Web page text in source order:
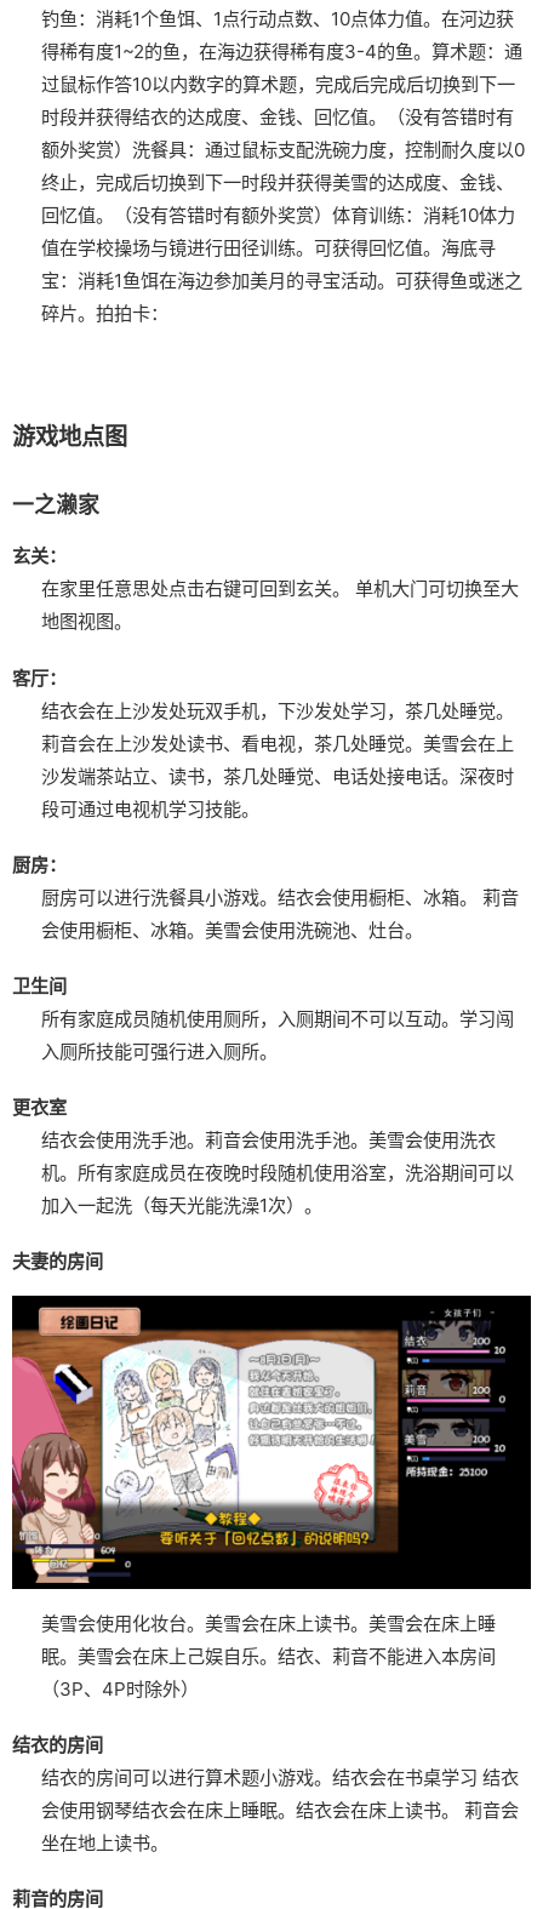
钓鱼：消耗1个鱼饵、1点行动点数、10点体力值。在河边获
得稀有度1~2的鱼，在海边获得稀有度3-4的鱼。 算术题：通
过鼠标作答10以内数字的算术题，完成后完成后切换到下一
时段并获得结衣的达成度、金钱、回忆值。（没有答错时有
额外奖赏） 洗餐具：通过鼠标支配洗碗力度，控制耐久度以0
终止，完成后切换到下一时段并获得美雪的达成度、金钱、
回忆值。（没有答错时有额外奖赏） 体育训练：消耗10体力
值在学校操场与镜进行田径训练。可获得回忆值。 海底寻
宝：消耗1鱼饵在海边参加美月的寻宝活动。可获得鱼或迷之
碎片。 拍拍卡：
游戏地点图
一之濑家
玄关：
在家里任意思处点击右键可回到玄关。
单机大门可切换至大
地图视图。
客厅：
结衣会在上沙发处玩双手机，下沙发处学习，茶几处睡觉。
莉音会在上沙发处读书、看电视，茶几处睡觉。 美雪会在上
沙发端茶站立、读书，茶几处睡觉、电话处接电话。 深夜时
段可通过电视机学习技能。
厨房：
厨房可以进行洗餐具小游戏。 结衣会使用橱柜、冰箱。
莉音
会使用橱柜、冰箱。 美雪会使用洗碗池、灶台。
卫生间
所有家庭成员随机使用厕所，入厕期间不可以互动。 学习闯
入厕所技能可强行进入厕所。
更衣室
结衣会使用洗手池。 莉音会使用洗手池。 美雪会使用洗衣
机。 所有家庭成员在夜晚时段随机使用浴室，洗浴期间可以
加入一起洗（每天光能洗澡1次）。
夫妻的房间
美雪会使用化妆台。 美雪会在床上读书。 美雪会在床上睡
眠。 美雪会在床上己娱自乐。 结衣、莉音不能进入本房间
（3P、4P时除外）
结衣的房间
结衣的房间可以进行算术题小游戏。 结衣会在书桌学习 结衣
会使用钢琴结衣会在床上睡眠。 结衣会在床上读书。
莉音会
坐在地上读书。
莉音的房间